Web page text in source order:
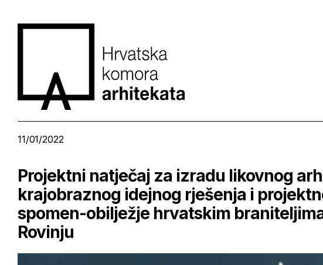
11/01/2022
Projektni natječaj za izradu likovnog
krajobraznog idejnog rješenja i
spomen-obilježje hrvatskim
Rovinju